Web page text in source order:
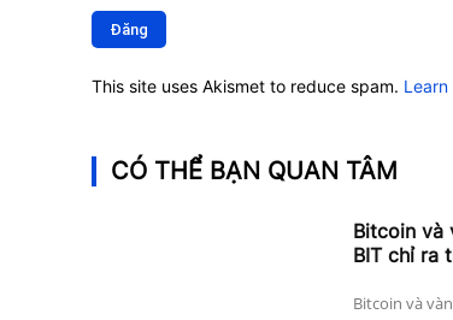
luận:
This site uses Akismet to reduce spam.
CÓ THỂ BẠN QUAN TÂM
Bitcoin và
BIT chỉ ra
Bitcoin và